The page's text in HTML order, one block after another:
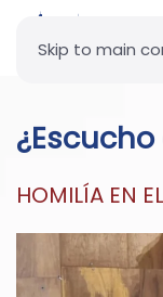
Skip to main
HOMILÍA EN